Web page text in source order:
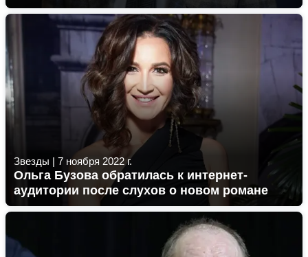
Звезды | 7 ноября 2022 г.
Ольга Бузова обратилась к интернет-
аудитории после слухов о новом романе